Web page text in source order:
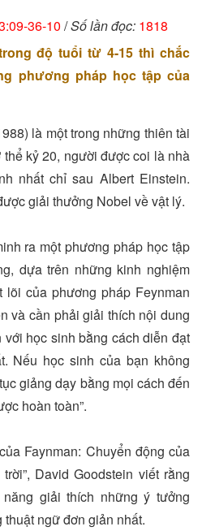
36-10 /Số lần đọc: 1818
độ tuổi từ 4-15 thì chắc
phương pháp học tập của
là một trong những thiên tài
kỷ 20, người được coi là nhà
nhất chỉ sau Albert Einstein.
giải thưởng Nobel về vật lý.
ra một phương pháp học tập
dựa trên những kinh nghiệm
của phương pháp Feynman
và cần phải giải thích nội dung
học sinh bằng cách diễn đạt
Nếu học sinh của bạn không
giảng dạy bằng mọi cách đến
hoàn toàn”.
Faynman: Chuyển động của
David Goodstein viết rằng
giải thích những ý tưởng
ngữ đơn giản nhất.